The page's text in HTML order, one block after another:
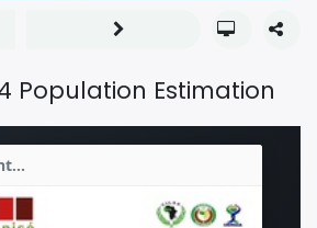
Population Estimation